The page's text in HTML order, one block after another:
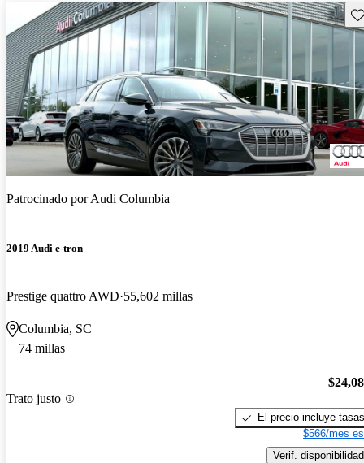
Patrocinado porAudi Columbia
2019 Audi e-tron
Prestige quattro AWD 55,602 millas
Columbia, SC
74 millas
Trato justo
El precio incluye tasas
$566/mes
Verif. disponibilidad